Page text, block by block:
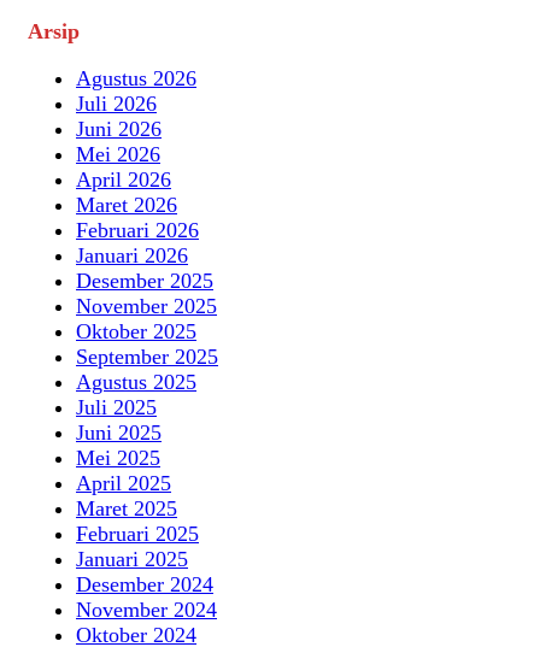
Arsip
Agustus 2026
Juli 2026
Juni 2026
Mei 2026
April 2026
Maret 2026
Februari 2026
Januari 2026
Desember 2025
November 2025
Oktober 2025
September 2025
Agustus 2025
Juli 2025
Juni 2025
Mei 2025
April 2025
Maret 2025
Februari 2025
Januari 2025
Desember 2024
November 2024
Oktober 2024